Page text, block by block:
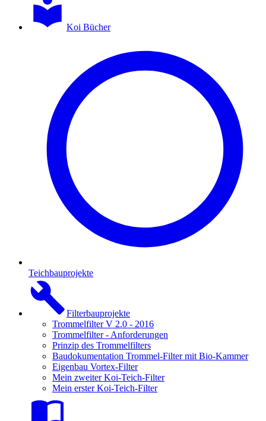
Koi Bücher
Teichbauprojekte
Filterbauprojekte
Trommelfilter V 2.0 - 2016
Trommelfilter - Anforderungen
Prinzip des Trommelfilters
Baudokumentation Trommel-Filter mit Bio-Kammer
Eigenbau Vortex-Filter
Mein zweiter Koi-Teich-Filter
Mein erster Koi-Teich-Filter